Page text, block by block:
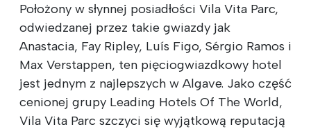
Położony w słynnej posiadłości Vila Vita Parc,
odwiedzanej przez takie gwiazdy jak
Anastacia, Fay Ripley, Luís Figo, Sérgio Ramos i
Max Verstappen, ten pięciogwiazdkowy hotel
jest jednym z najlepszych w Algave. Jako część
cenionej grupy Leading Hotels Of The World,
Vila Vita Parc szczyci się wyjątkową reputacją